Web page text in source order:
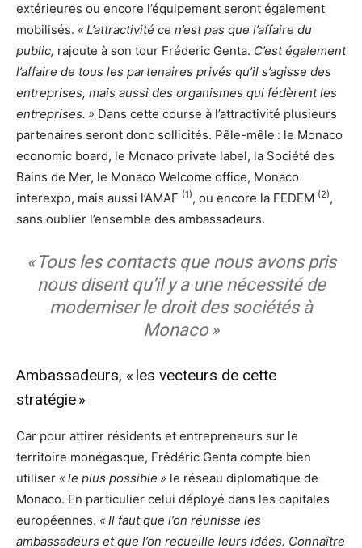
extérieures ou encore l’équipement seront également
mobilisés. « L’attractivité ce n’est pas que l’affaire du
public, rajoute à son tour Fréderic Genta. C’est également
l’affaire de tous les partenaires privés qu’il s’agisse des
entreprises, mais aussi des organismes qui fédèrent les
entreprises. » Dans cette course à l’attractivité plusieurs
partenaires seront donc sollicités. Pêle-mêle : le Monaco
economic board, le Monaco private label, la Société des
Bains de Mer, le Monaco Welcome office, Monaco
interexpo, mais aussi l’AMAF (1), ou encore la FEDEM (2),
sans oublier l’ensemble des ambassadeurs.
« Tous les contacts que nous avons pris
nous disent qu’il y a une nécessité de
moderniser le droit des sociétés à
Monaco »
Ambassadeurs, « les vecteurs de cette
stratégie »
Car pour attirer résidents et entrepreneurs sur le
territoire monégasque, Frédéric Genta compte bien
utiliser « le plus possible » le réseau diplomatique de
Monaco. En particulier celui déployé dans les capitales
européennes. « Il faut que l’on réunisse les
ambassadeurs et que l’on recueille leurs idées. Connaître